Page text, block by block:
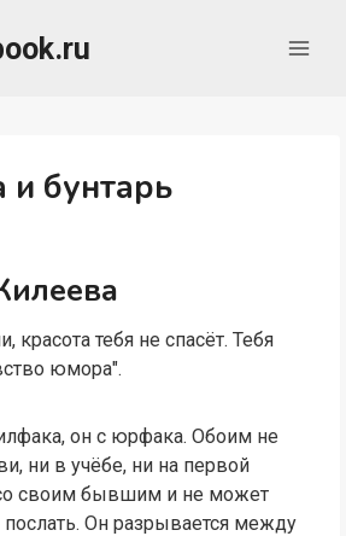
и бунтарь
красота тебя не спасёт. Тебя
юмора".
он с юрфака. Обоим не
ни в учёбе, ни на первой
своим бывшим и не может
послать. Он разрывается между